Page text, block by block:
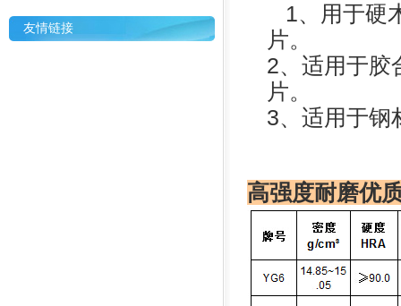
友情链接
1、用于硬木
片。
2、适用于胶
片。
3、适用于钢
高强度耐磨优